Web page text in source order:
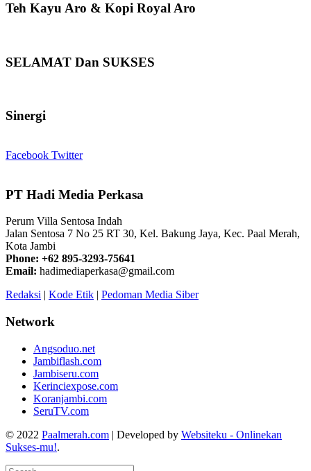
Teh Kayu Aro & Kopi Royal Aro
SELAMAT Dan SUKSES
Sinergi
Facebook Twitter
PT Hadi Media Perkasa
Perum Villa Sentosa Indah
Jalan Sentosa 7 No 25 RT 30, Kel. Bakung Jaya, Kec. Paal Merah,
Kota Jambi
Phone: +62 895-3293-75641
Email: hadimediaperkasa@gmail.com
Redaksi | Kode Etik | Pedoman Media Siber
Network
Angsoduo.net
Jambiflash.com
Jambiseru.com
Kerinciexpose.com
Koranjambi.com
SeruTV.com
© 2022 Paalmerah.com | Developed by Websiteku - Onlinekan
Sukses-mu!.